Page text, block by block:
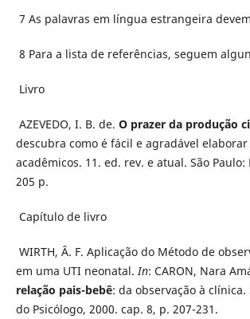
7 As palavras em língua estrangeira
8 Para a lista de referências, seguem
Livro
AZEVEDO, I. B. de. O prazer da produção
descubra como é fácil e agradável
acadêmicos. 11. ed. rev. e atual. São Paulo:
205 p.
Capítulo de livro
WIRTH, Â. F. Aplicação do Método de
em uma UTI neonatal. In: CARON, Nara
relação pais-bebê: da observação à clínica.
do Psicólogo, 2000. cap. 8, p. 207-231.